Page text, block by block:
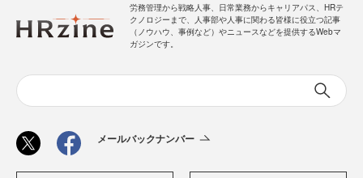
労務管理から戦略人事、日常業務からキャリアパス、HRテ
クノロジーまで、人事部や人事に関わる皆様に役立つ記事
（ノウハウ、事例など）やニュースなどを提供するWebマ
ガジンです。
メールバックナンバー